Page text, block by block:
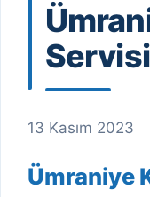
Servisi
13 Kasım 2023
Ümraniye